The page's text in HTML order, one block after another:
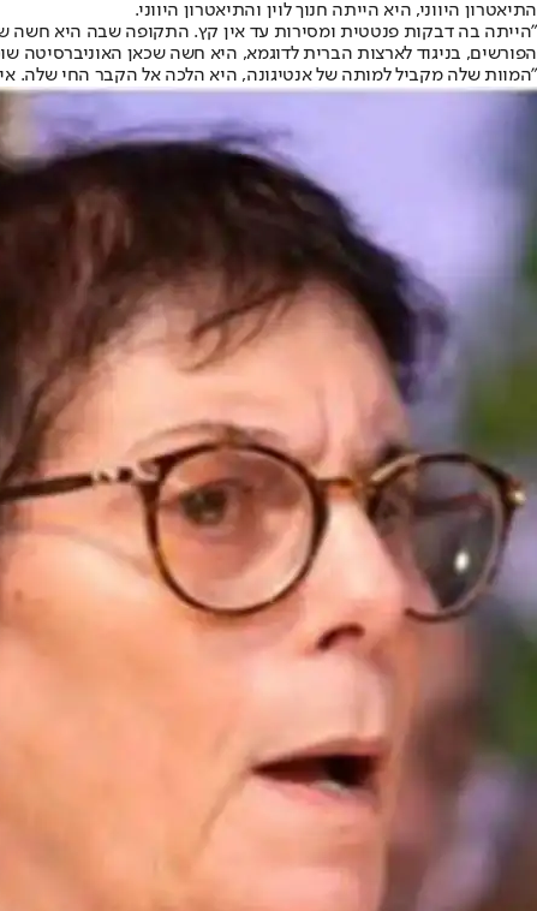
התיאטרון היווני, היא הייתה חנוך לוין והתיאטרון היווני.
"הייתה בה דבקות פנטטית ומסירות עד אין קץ. התקופה שבה היא חשה
הפורשים, בניגוד לארצות הברית לדוגמא, היא חשה שכאן
"המוות שלה מקביל למותה של אנטיגונה, היא הלכה אל הקבר החי שלה.